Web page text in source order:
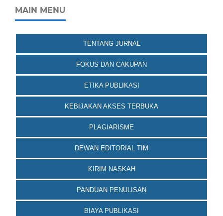
MAIN MENU
TENTANG JURNAL
FOKUS DAN CAKUPAN
ETIKA PUBLIKASI
KEBIJAKAN AKSES TERBUKA
PLAGIARISME
DEWAN EDITORIAL TIM
KIRIM NASKAH
PANDUAN PENULISAN
BIAYA PUBLIKASI